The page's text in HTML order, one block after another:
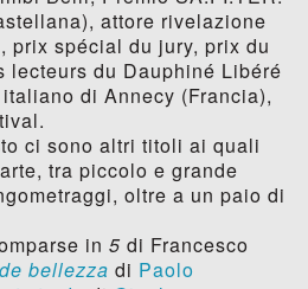
attore rivelazione
prix spécial du jury, prix du
lecteurs du Dauphiné Libéré
di Annecy (Francia),
ci sono altri titoli ai quali
tra piccolo e grande
oltre a un paio di
in 5 di Francesco
bellezza di Paolo